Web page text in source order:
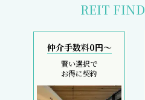
REIT FIND
仲介手数料0円～
賢い選択で
お得に契約